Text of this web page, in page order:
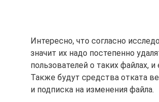
Интересно, что согласно
значит их надо постепенно
пользователей о таких файлах,
Также будут средства отката
и подписка на изменения файла.